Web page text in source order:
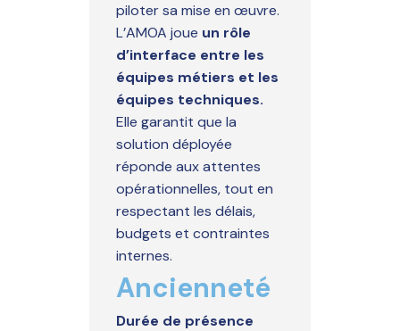
piloter sa mise en œuvre.
L’AMOA joue un rôle
d’interface entre les
équipes métiers et les
équipes techniques.
Elle garantit que la
solution déployée
réponde aux attentes
opérationnelles, tout en
respectant les délais,
budgets et contraintes
internes.
Ancienneté
Durée de présence